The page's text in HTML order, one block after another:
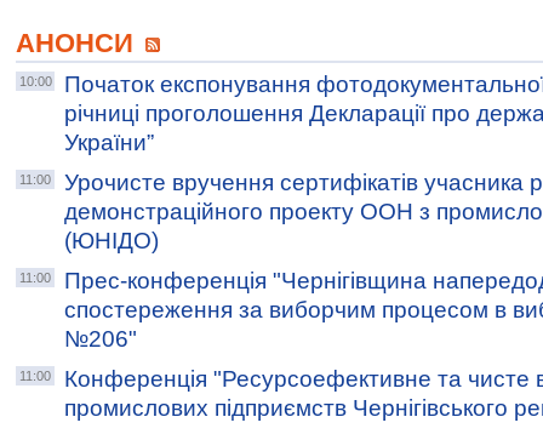
АНОНСИ
10:00
Початок експонування
річниці проголошення Декларації про
України”
11:00
Урочисте вручення сертифікатів учасника
демонстраційного проекту ООН з
(ЮНІДО)
11:00
Прес-конференція "Чернігівщина
спостереження за виборчим процесом в
№206"
11:00
Конференція "Ресурсоефективне та чисте
промислових підприємств Чернігівського